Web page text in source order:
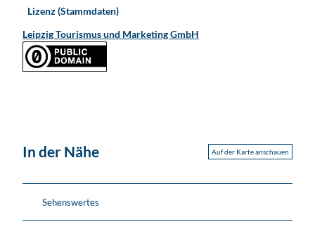
Lizenz (Stammdaten)
Leipzig Tourismus und Marketing GmbH
In der Nähe Auf der Karte anschauen
Sehenswertes